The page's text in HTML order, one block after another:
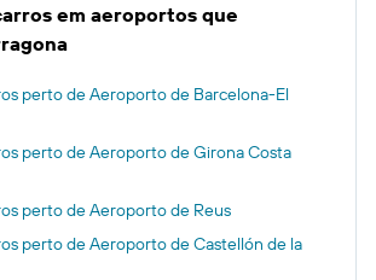
em aeroportos que
perto de Aeroporto de Barcelona-El
perto de Aeroporto de Girona Costa
perto de Aeroporto de Reus
perto de Aeroporto de Castellón de la